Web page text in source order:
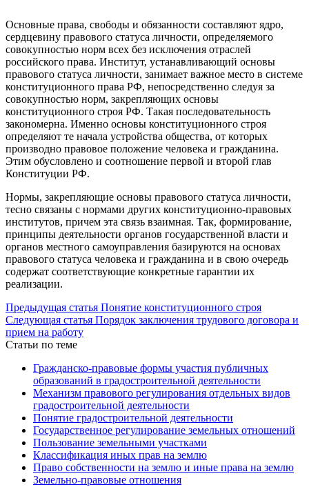
Основные права, свободы и обязанности составляют ядро,
сердцевину правового статуса личности, определяемого
совокупностью норм всех без исключения отраслей
российского права. Институт, устанавливающий основы
правового статуса личности, занимает важное место в системе
конституционного права РФ, непосредственно следуя за
совокупностью норм, закрепляющих основы
конституционного строя РФ. Такая последовательность
закономерна. Именно основы конституционного строя
определяют те начала устройства общества, от которых
производно правовое положение человека и гражданина.
Этим обусловлено и соотношение первой и второй глав
Конституции РФ.
Нормы, закрепляющие основы правового статуса личности,
тесно связаны с нормами других конституционно-правовых
институтов, причем эта связь взаимная. Так, формирование,
принципы деятельности органов государственной власти и
органов местного самоуправления базируются на основах
правового статуса человека и гражданина и в свою очередь
содержат соответствующие конкретные гарантии их
реализации.
Предыдущая статья Понятие конституционного строя
Следующая статья Порядок заключения трудового договора и
прием на работу
Статьи по теме
Гражданско-правовые формы участия публичных
образований в градостроительной деятельности
Механизм правового регулирования отдельных видов
градостроительной деятельности
Понятие градостроительной деятельности
Государственное регулирование земельных отношений
Пользование земельными участками
Классификация иных прав на землю
Право собственности на землю и иные права на землю
Земельно-правовые отношения